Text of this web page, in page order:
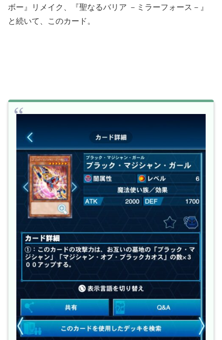
ボー』リメイク、『聖なるバリア －ミラーフォース－』
と続いて、このカード。